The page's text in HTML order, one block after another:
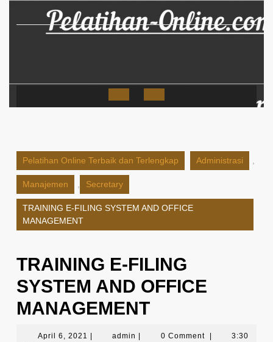
Open
Pelatihan Online Terbaik dan Terlengkap Administrasi
Manajemen Secretary
TRAINING E-FILING SYSTEM AND OFFICE
MANAGEMENT
TRAINING E-FILING
SYSTEM AND OFFICE
MANAGEMENT
April 6, 2021 April
admin admin 0 Comment
3:30